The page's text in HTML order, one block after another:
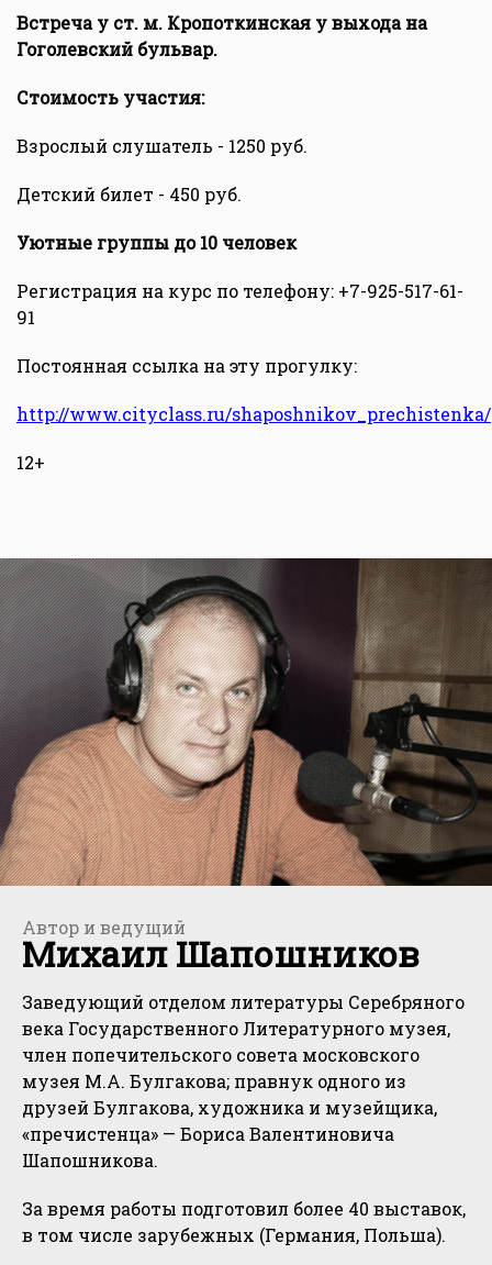
Встреча у ст. м. Кропоткинская у выхода на
Гоголевский бульвар.
Стоимость участия:
Взрослый слушатель - 1250 руб.
Детский билет - 450 руб.
Уютные группы до 10 человек
Регистрация на курс по телефону: +7-925-517-61-
91
Постоянная ссылка на эту прогулку:
http://www.cityclass.ru/shaposhnikov_prechistenka/
12+
Автор и ведущий
Михаил Шапошников
Заведующий отделом литературы Серебряного
века Государственного Литературного музея,
член попечительского совета московского
музея М.А. Булгакова; правнук одного из
друзей Булгакова, художника и музейщика,
«пречистенца» — Бориса Валентиновича
Шапошникова.
За время работы подготовил более 40 выставок,
в том числе зарубежных (Германия, Польша).